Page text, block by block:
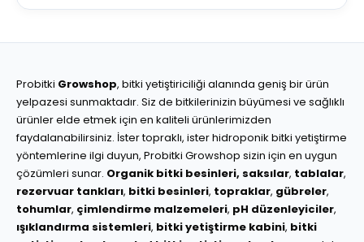
Probitki Growshop, bitki yetiştiriciliği alanında geniş bir ürün
yelpazesi sunmaktadır. Siz de bitkilerinizin büyümesi ve sağlıklı
ürünler elde etmek için en kaliteli ürünlerimizden
faydalanabilirsiniz. İster topraklı, ister hidroponik bitki yetiştirme
yöntemlerine ilgi duyun, Probitki Growshop sizin için en uygun
çözümleri sunar. Organik bitki besinleri, saksılar, tablalar,
rezervuar tankları, bitki besinleri, topraklar, gübreler,
tohumlar, çimlendirme malzemeleri, pH düzenleyiciler,
ışıklandırma sistemleri, bitki yetiştirme kabini, bitki